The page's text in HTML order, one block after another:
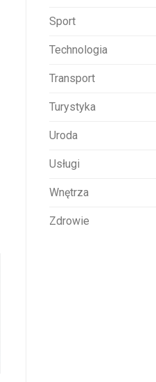
Sport
Technologia
Transport
Turystyka
Uroda
Usługi
Wnętrza
Zdrowie